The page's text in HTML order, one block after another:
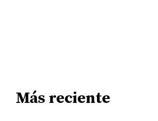
Más reciente